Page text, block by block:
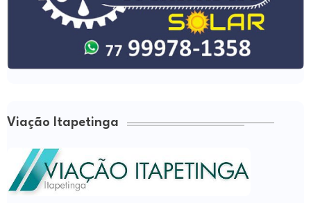
Viação Itapetinga